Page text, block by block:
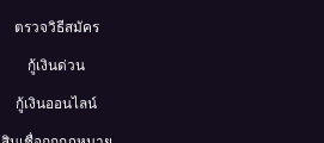
ตรวจวิธีสมัคร
กู้เงินด่วน
กู้เงินออนไลน์